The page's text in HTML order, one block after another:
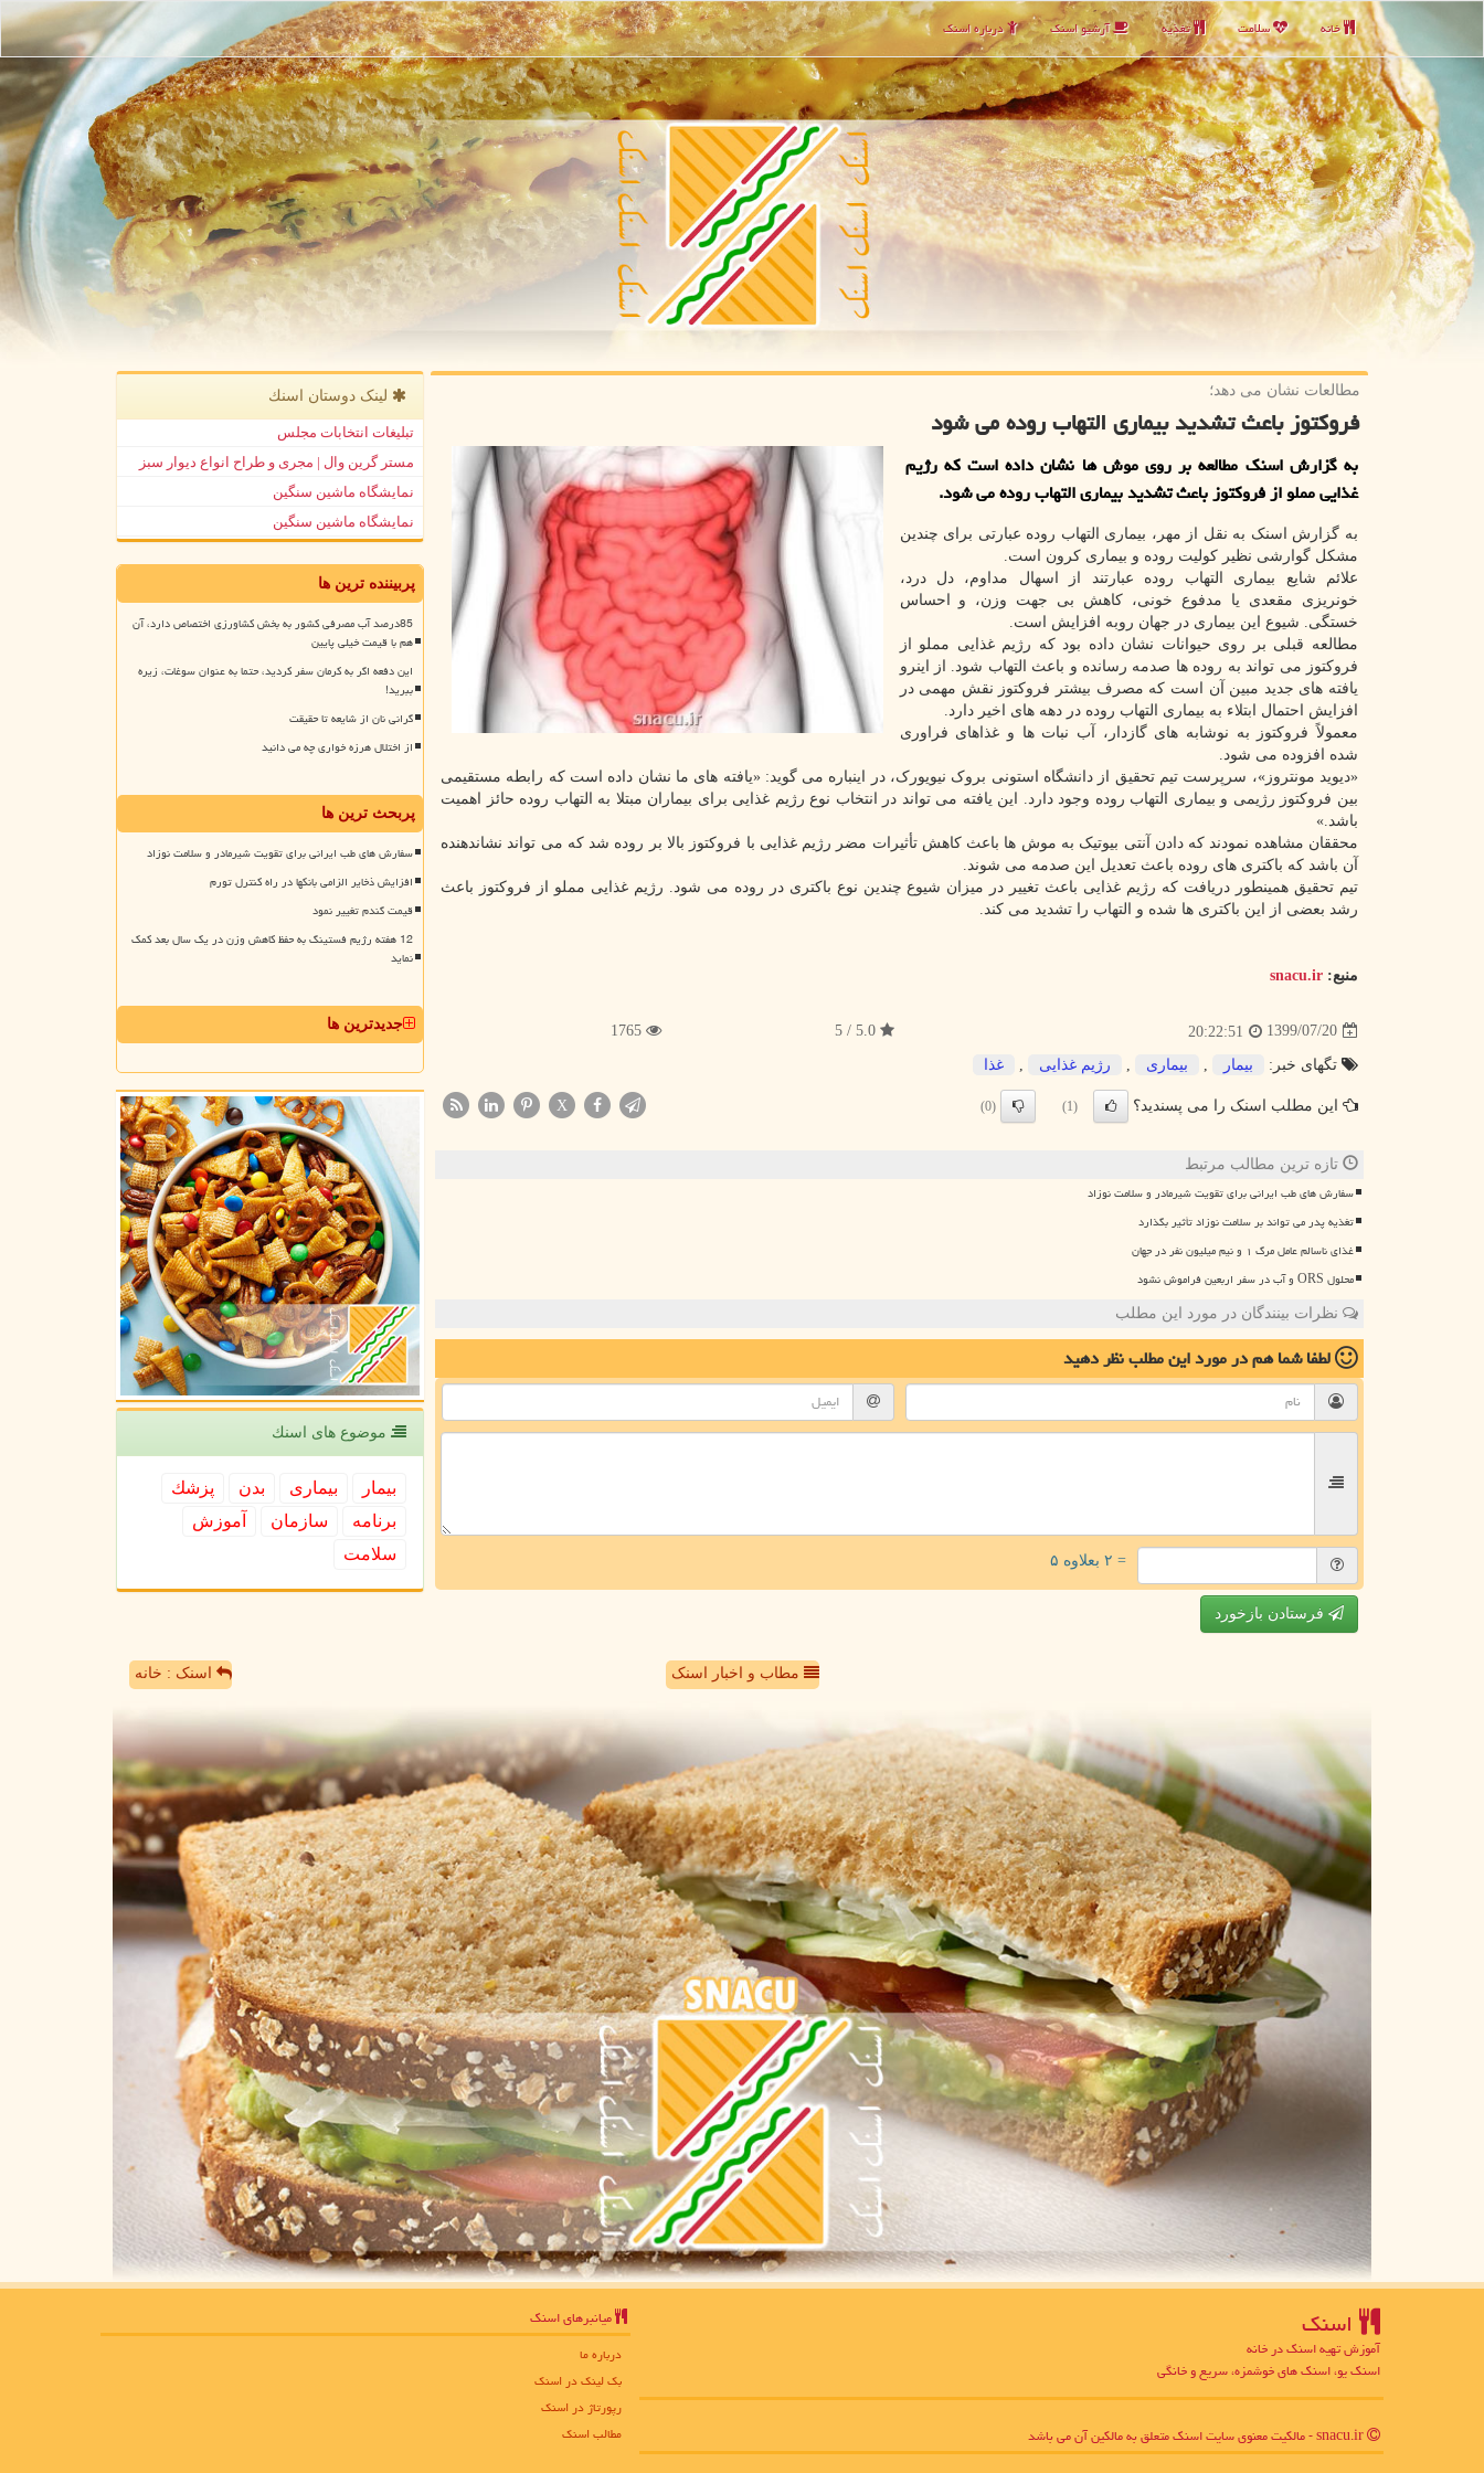
خانه سلامت تغذیه آرشیو اسنك درباره اسنك
مطالعات نشان می دهد؛
فروكتوز باعث تشدید بیماری التهاب روده می شود
به گزارش اسنك مطالعه بر روی موش ها نشان داده است كه رژیم
غذایی مملو از فروكتوز باعث تشدید بیماری التهاب روده می شود.
به گزارش اسنک به نقل از مهر، بیماری التهاب روده عبارتی برای چندین
مشکل گوارشی نظیر کولیت روده و بیماری کرون است.
علائم شایع بیماری التهاب روده عبارتند از اسهال مداوم، دل درد،
خونریزی مقعدی یا مدفوع خونی، کاهش بی جهت وزن، و احساس
خستگی. شیوع این بیماری در جهان روبه افزایش است.
مطالعه قبلی بر روی حیوانات نشان داده بود که رژیم غذایی مملو از
فروکتوز می تواند به روده ها صدمه رسانده و باعث التهاب شود. از اینرو
یافته های جدید مبین آن است که مصرف بیشتر فروکتوز نقش مهمی در
افزایش احتمال ابتلاء به بیماری التهاب روده در دهه های اخیر دارد.
معمولاً فروکتوز به نوشابه های گازدار، آب نبات ها و غذاهای فراوری
شده افزوده می شود.
«دیوید مونتروز»، سرپرست تیم تحقیق از دانشگاه استونی بروک نیویورک، در اینباره می گوید: «یافته های ما نشان داده است که رابطه مستقیمی
بین فروکتوز رژیمی و بیماری التهاب روده وجود دارد. این یافته می تواند در انتخاب نوع رژیم غذایی برای بیماران مبتلا به التهاب روده حائز اهمیت
باشد.»
محققان مشاهده نمودند که دادن آنتی بیوتیک به موش ها باعث کاهش تأثیرات مضر رژیم غذایی با فروکتوز بالا بر روده شد که می تواند نشاندهنده
آن باشد که باکتری های روده باعث تعدیل این صدمه می شوند.
تیم تحقیق همینطور دریافت که رژیم غذایی باعث تغییر در میزان شیوع چندین نوع باکتری در روده می شود. رژیم غذایی مملو از فروکتوز باعث
رشد بعضی از این باکتری ها شده و التهاب را تشدید می کند.
منبع: snacu.ir
1399/07/20
20:22:51
5.0 / 5
1765
تگهای خبر: بیمار بیماری رژیم غذایی غذا
این مطلب اسنک را می پسندید؟ (1)
(0)
X
تازه ترین مطالب مرتبط
سفارش های طب ایرانی برای تقویت شیرمادر و سلامت نوزاد
تغذیه پدر می تواند بر سلامت نوزاد تأثیر بگذارد
غذای ناسالم عامل مرگ ۱ و نیم میلیون نفر در جهان
محلول ORS و آب در سفر اربعین فراموش نشود
نظرات بینندگان در مورد این مطلب
لطفا شما همدر مورد این مطلبنظر دهید
= ۲ بعلاوه ۵
فرستادن بازخورد
لینک دوستان اسنك
تبلیغات انتخابات مجلس
مستر گرین وال | مجری و طراح انواع دیوار سبز
نمایشگاه ماشین سنگین
نمایشگاه ماشین سنگین
پربیننده ترین ها
85درصد آب مصرفی کشور به بخش کشاورزی اختصاص دارد، آن
هم با قیمت خیلی پایین
این دفعه اگر به کرمان سفر کردید، حتما به عنوان سوغات، زیره
ببرید!
گرانی نان از شایعه تا حقیقت
از اختلال هرزه خواری چه می دانید
پربحث ترین ها
سفارش های طب ایرانی برای تقویت شیرمادر و سلامت نوزاد
افزایش ذخایر الزامی بانکها در راه کنترل تورم
قیمت گندم تغییر نمود
12 هفته رژیم فستینگ به حفظ کاهش وزن در یک سال بعد کمک
نماید
جدیدترین ها
موضوع های اسنك
بیمار بیماری بدن
پزشك
برنامه
سازمان
آموزش
سلامت
مطاب و اخبار اسنک اسنک : خانه
اسنك
آموزش تهیه اسنک در خانه
اسنک یو، اسنک های خوشمزه، سریع و خانگی
میانبرهای اسنك
درباره ما
بک لینک در اسنك
رپورتاژ در اسنك
مطالب اسنك